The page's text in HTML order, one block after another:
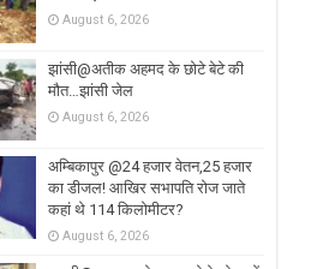
August 6, 2026
झांसी@अतीक अहमद के छोटे बेटे की
मौत…झांसी जेल
August 6, 2026
अम्बिकापुर @24 हजार वेतन,25 हजार
का डीजल! आखिर सभापति रोज जाते
कहां थे 114 किलोमीटर?
August 6, 2026